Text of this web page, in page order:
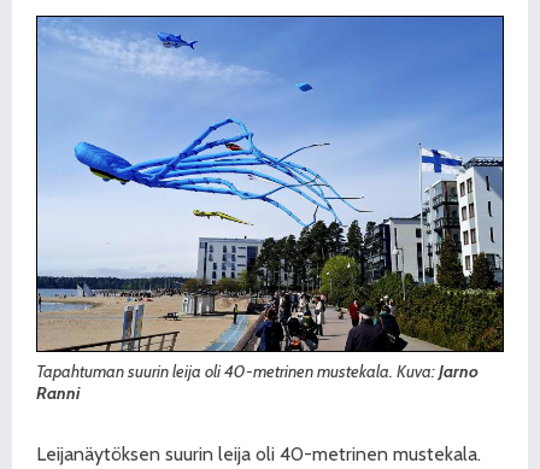
Tapahtuman suurin leija oli 40-metrinen mustekala. Kuva:Jarno
Ranni
Leijanäytöksen suurin leija oli 40-metrinen mustekala.